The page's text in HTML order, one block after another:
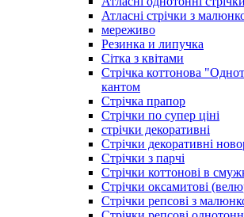
Атласні стрічки з
мереживо
Резинка и липучка
Сітка з квітами
Стрічка коттонова
кантом
Стрічка прапор
Стрічки по супер ціні
стрічки декоративні
Стрічки декоративні
Стрічки з парчі
Стрічки коттонові в
Стрічки оксамитові
Стрічки репсові з